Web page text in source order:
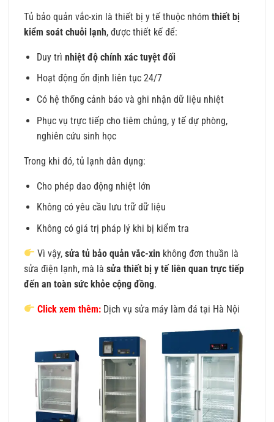
Tủ bảo quản vắc-xin là thiết bị y tế thuộc nhóm thiết bị
kiểm soát chuỗi lạnh, được thiết kế để:
Duy trì nhiệt độ chính xác tuyệt đối
Hoạt động ổn định liên tục 24/7
Có hệ thống cảnh báo và ghi nhận dữ liệu nhiệt
Phục vụ trực tiếp cho tiêm chủng, y tế dự phòng,
nghiên cứu sinh học
Trong khi đó, tủ lạnh dân dụng:
Cho phép dao động nhiệt lớn
Không có yêu cầu lưu trữ dữ liệu
Không có giá trị pháp lý khi bị kiểm tra
Vì vậy,sửa tủ bảo quản vắc-xin không đơn thuần là
sửa điện lạnh, mà là sửa thiết bị y tế liên quan trực tiếp
đến an toàn sức khỏe cộng đồng.
Click xem thêm: Dịch vụ sửa máy làm đá tại Hà Nội